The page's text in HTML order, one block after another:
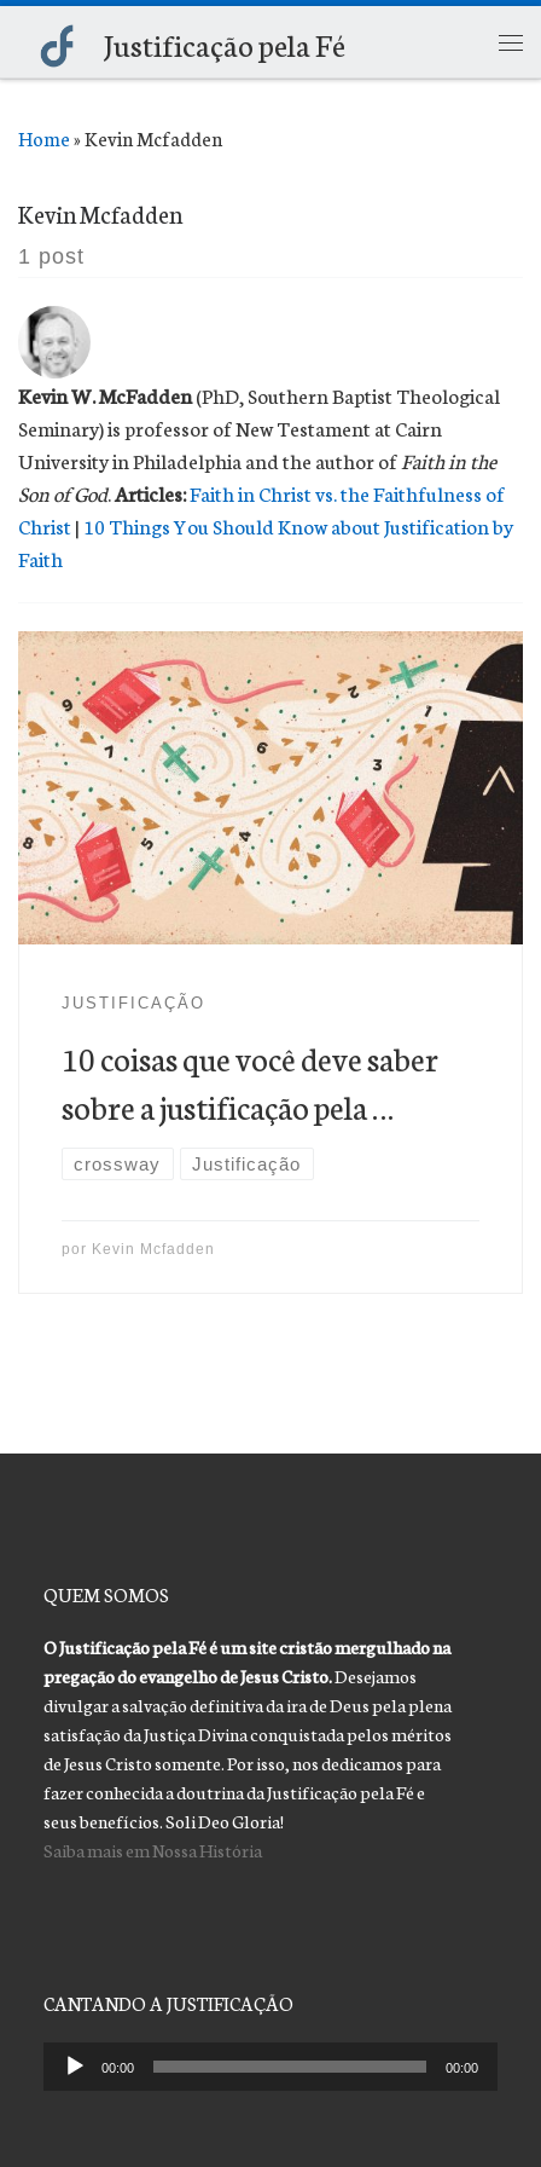
Skip to contentJustificação pela Fé
Home»Kevin Mcfadden
Kevin Mcfadden
1 post
Kevin W. McFadden(PhD, Southern Baptist Theological
Seminary) is professor of New Testament at Cairn
University in Philadelphia and the author of Faith in the
Son of God.Articles:Faith in Christ vs. the Faithfulness of
Christ| 10 Things You Should Know about Justification by
Faith
Este artigo faz parte da série 10 coisas que você deve saber .
1. A justificação pela fé é uma doutrina bíblica completa.
Alguns cristãos podem ficar surpresos ao saber que a
doutrina da justificação pela fé não é encontrada apenas no
Novo Testamento, mas também no Antigo
Testamento. Gênesis nos diz que Abraão, em resposta à
promessa de Deus, “creu no Senhor, […]
JUSTIFICAÇÃO
10 coisas que você deve saber
sobre a justificação pela …
crossway Justificação
por Kevin Mcfadden
QUEM SOMOS
O Justificação pela Fé é um site cristão mergulhado na
pregação do evangelho de Jesus Cristo.Desejamos
divulgar a salvação definitiva da ira de Deus pela plena
satisfação da Justiça Divina conquistada pelos méritos
de Jesus Cristo somente. Por isso, nos dedicamos para
fazer conhecida a doutrina da Justificação pela Fé e
seus benefícios. Soli Deo Gloria!
Saiba mais em Nossa História
CANTANDO A JUSTIFICAÇÃO
Tocador 00:00 00:00